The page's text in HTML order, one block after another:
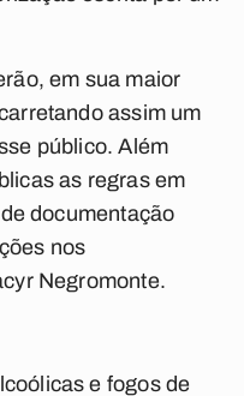
em sua maior
assim um
público. Além
as regras em
documentação
nos
Negromonte.
e fogos de